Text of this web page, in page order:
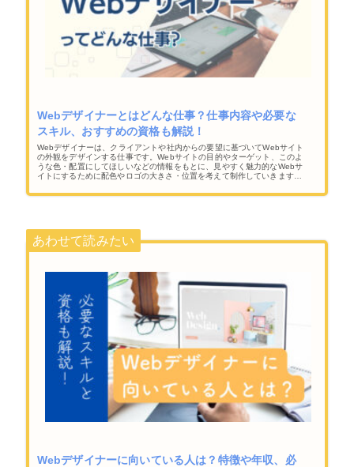
Webデザイナーとはどんな仕事？仕事内容や必要な
スキル、おすすめの資格も解説！
Webデザイナーは、クライアントや社内からの要望に基づいてWebサイト
の外観をデザインする仕事です。Webサイトの目的やターゲット、このよ
うな色・配置にしてほしいなどの情報をもとに、見やすく魅力的なWebサ
イトにするために配色やロゴの大きさ・位置を考えて制作していきます。
こともあります。
Webデザイナーに向いている人は？特徴や年収、必